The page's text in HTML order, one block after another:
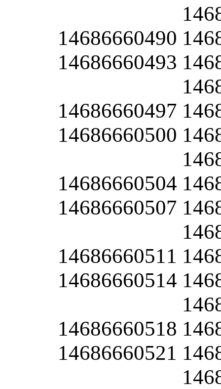
14686660490
14686660493
14686660497
14686660500
14686660504
14686660507
14686660511
14686660514
14686660518
14686660521